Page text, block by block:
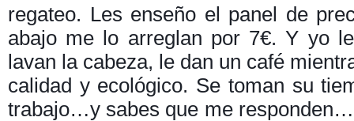
regateo. Les enseño el panel de
abajo me lo arreglan por 7€. Y yo
lavan la cabeza, le dan un café
calidad y ecológico. Se toman su
trabajo…y sabes que me